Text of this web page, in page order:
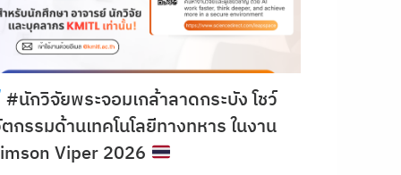
#นักวิจัยพระจอมเกล้าลาดกระบัง โชว์
กรรมด้านเทคโนโลยีทางทหาร ในงาน
Viper 2026